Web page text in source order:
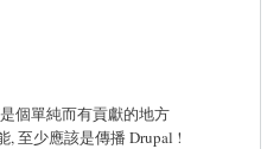
個單純而有貢獻的地方
, 至少應該是傳播 Drupal !